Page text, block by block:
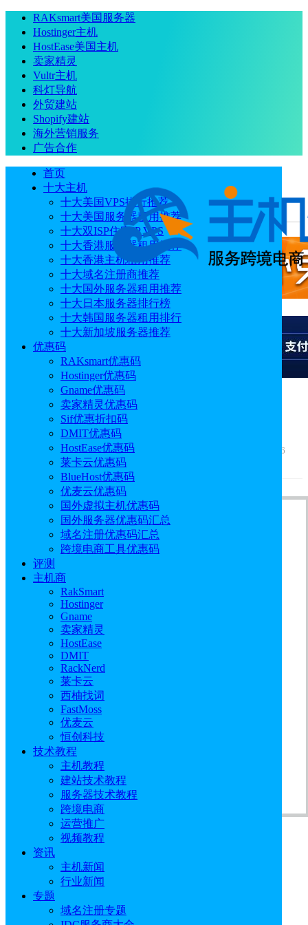
RAKsmart美国服务器
Hostinger主机
HostEase美国主机
卖家精灵
Vultr主机
科灯导航
外贸建站
Shopify建站
海外营销服务
广告合作
首页
十大主机
十大美国VPS排行推荐
十大美国服务器租用推荐
十大双ISP住宅IP VPS
十大香港服务器租用推荐
十大香港主机租用推荐
十大域名注册商推荐
十大国外服务器租用推荐
十大日本服务器排行榜
十大韩国服务器租用排行
十大新加坡服务器推荐
优惠码
RAKsmart优惠码
Hostinger优惠码
Gname优惠码
卖家精灵优惠码
Sif优惠折扣码
DMIT优惠码
HostEase优惠码
莱卡云优惠码
BlueHost优惠码
优麦云优惠码
国外虚拟主机优惠码
国外服务器优惠码汇总
域名注册优惠码汇总
跨境电商工具优惠码
评测
主机商
RakSmart
Hostinger
Gname
卖家精灵
HostEase
DMIT
RackNerd
莱卡云
西柚找词
FastMoss
优麦云
恒创科技
技术教程
主机教程
建站技术教程
服务器技术教程
跨境电商
运营推广
视频教程
资讯
主机新闻
行业新闻
专题
域名注册专题
当前位置：首页 视频 cPanel控制面板切换PHP版本教程
cPanel控制面板切换PHP版本教程
作者: sonya 发布时间: 2020.04.24 14:07:33
更新于: 2025.05.06
：https://pan.quark.cn/s/692546333fa7
提取
：8284
：如提取码失效请及时联系: